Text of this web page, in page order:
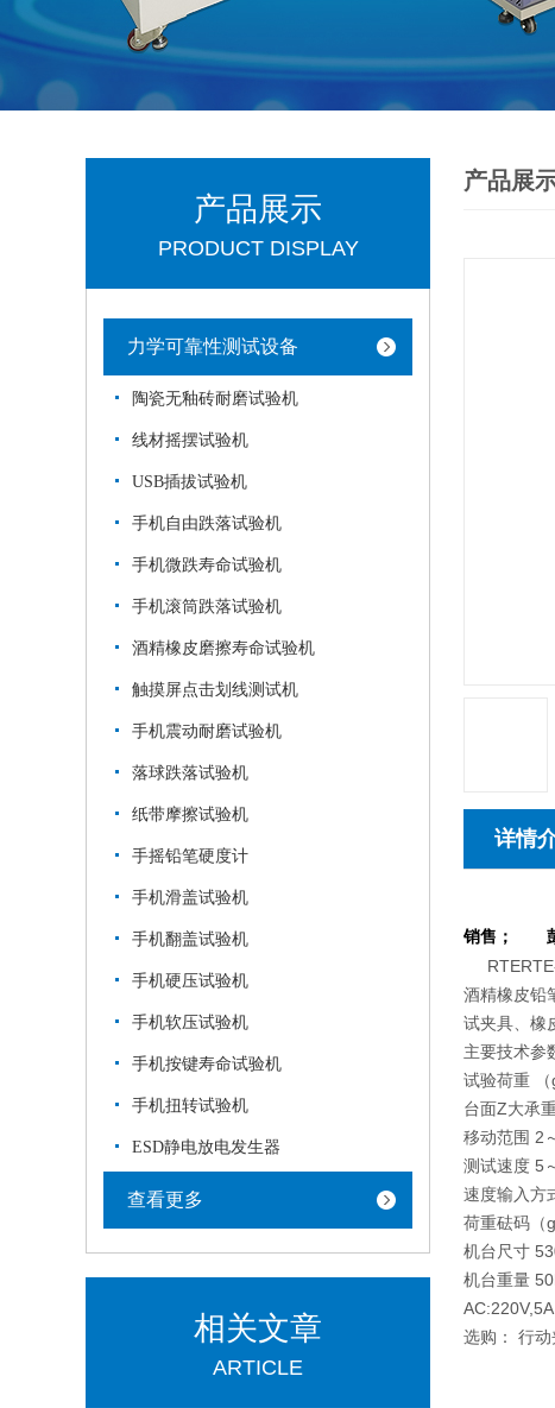
产品展示
PRODUCT DISPLAY
力学可靠性测试设备
陶瓷无釉砖耐磨试验机
线材摇摆试验机
USB插拔试验机
手机自由跌落试验机
手机微跌寿命试验机
手机滚筒跌落试验机
酒精橡皮磨擦寿命试验机
触摸屏点击划线测试机
手机震动耐磨试验机
落球跌落试验机
纸带摩擦试验机
手摇铅笔硬度计
手机滑盖试验机
手机翻盖试验机
手机硬压试验机
手机软压试验机
手机按键寿命试验机
手机扭转试验机
ESD静电放电发生器
查看更多
相关文章
ARTICLE
产品展
详情
销售；
RTERTE-
酒精橡皮铅
试夹具、橡
主要技术参
试验荷重
台面Z大承
移动范围 2
测试速度 5
速度输入方
荷重砝码（
机台尺寸
机台重量
选购： 行动